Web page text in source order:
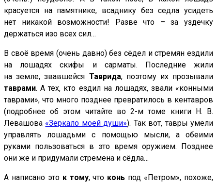
красуется на памятнике, всаднику без седла усидеть
нет никакой возможности! Разве что – за уздечку
держаться изо всех сил…
В своё время (очень давно) без сёдел и стремян ездили
на лошадях скифы и сарматы. Последние жили
на земле, звавшейся Таврида, поэтому их прозывали
таврами. А тех, кто ездил на лошадях, звали «конными
таврами», что много позднее превратилось в кентавров
(подробнее об этом читайте во 2-м томе книги Н. В.
Левашова «Зеркало моей души»). Так вот, тавры умели
управлять лошадьми с помощью мысли, а обеими
руками пользоваться в это время оружием. Позднее
они же и придумали стремена и сёдла…
А написано это к тому, что конь под «Петром», похоже,